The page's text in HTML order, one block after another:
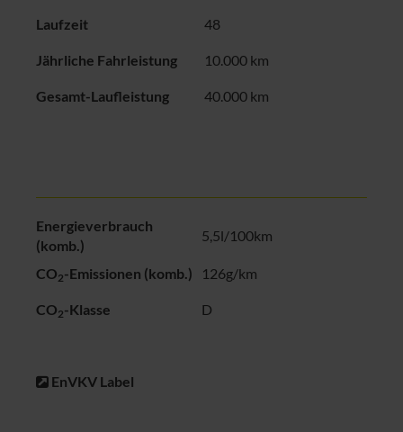
Laufzeit 48
Jährliche Fahrleistung 10.000 km
Gesamt-Laufleistung 40.000 km
Energieverbrauch
(komb.)
5,5l/100km
CO2-Emissionen (komb.) 126g/km
CO2-Klasse D
EnVKV Label